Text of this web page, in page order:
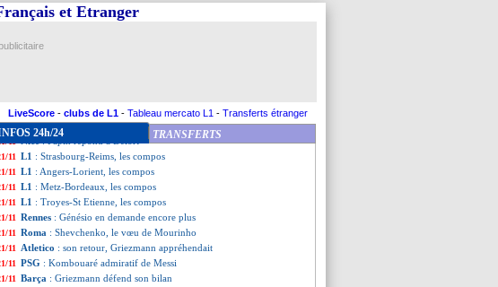
et Etranger
LiveScore - clubs de L1 - Tableau mercato L1 - Transferts étranger
24h/24 TRANSFERTS
11 L1: Angers 1-0 Lorient (fini)
11 VIDEO : le bijou de Trauco !
21/11 PSG: Pochettino ciblé par MU l'été prochain ?
21/11 L1: Brest 4-0 Lens (fini)
11 Liverpool: Arteta, Klopp explique sa réaction
11 L1 : Strasbourg-Reims, les compos
11 L1 : Angers-Lorient, les compos
11 L1 : Metz-Bordeaux, les compos
11 L1 : Troyes-St Etienne, les compos
11 Rennes : Génésio en demande encore plus
11 Roma : Shevchenko, le vœu de Mourinho
11 Atletico : son retour, Griezmann appréhendait
11 PSG : Kombouaré admiratif de Messi
11 Barça : Griezmann défend son bilan